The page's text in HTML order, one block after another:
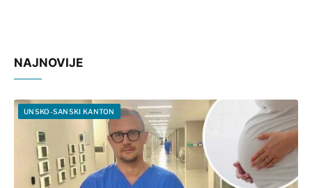
NAJNOVIJE
UNSKO-SANSKI KANTON